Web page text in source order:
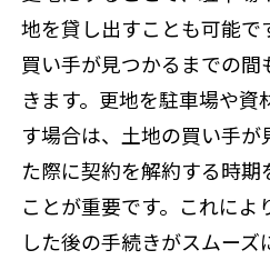
地を貸し出すことも可能で
買い手が見つかるまでの
きます。更地を駐車場や資
す場合は、土地の買い手が
た際に契約を解約する時期
ことが重要です。これによ
した後の手続きがスムーズ